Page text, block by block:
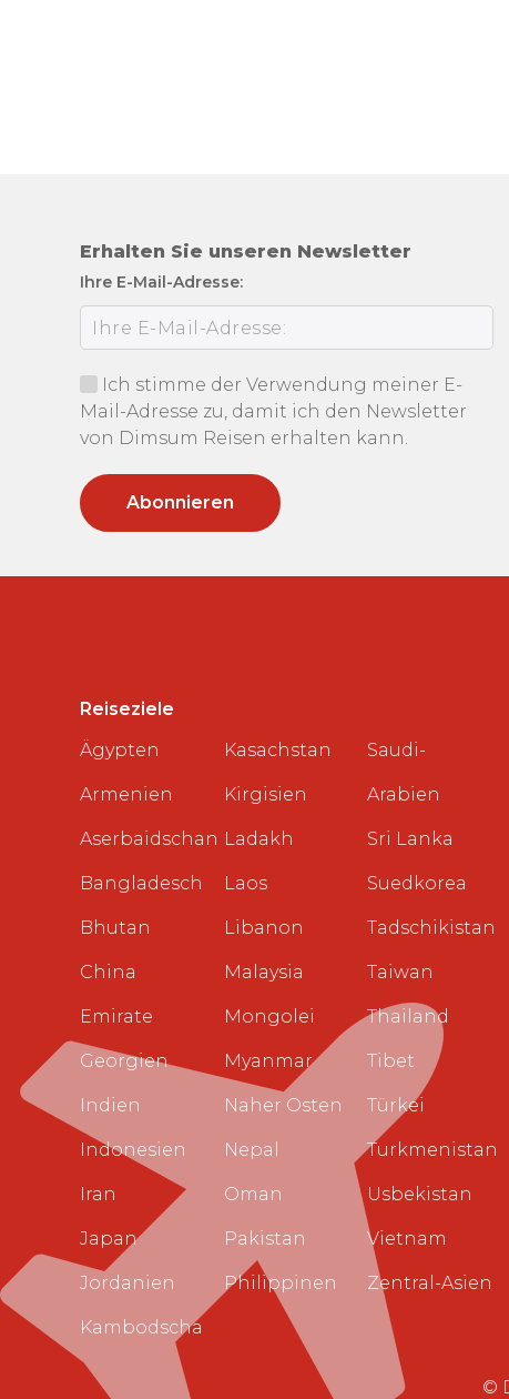
Erhalten Sie unseren Newsletter
Ihre E-Mail-Adresse:
Ich stimme der Verwendung meiner E-
Mail-Adresse zu, damit ich den Newsletter
von Dimsum Reisen erhalten kann.
Reiseziele
Ägypten
Armenien
Aserbaidschan
Bangladesch
Bhutan
China
Emirate
Georgien
Indien
Indonesien
Iran
Japan
Jordanien
Kambodscha
Kasachstan
Kirgisien
Ladakh
Laos
Libanon
Malaysia
Mongolei
Myanmar
Naher Osten
Nepal
Oman
Pakistan
Philippinen
Saudi-
Arabien
Sri Lanka
Suedkorea
Tadschikistan
Taiwan
Thailand
Tibet
Türkei
Turkmenistan
Usbekistan
Vietnam
Zentral-Asien
©